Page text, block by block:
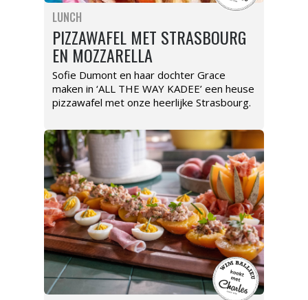
LUNCH
PIZZAWAFEL MET STRASBOURG
EN MOZZARELLA
Sofie Dumont en haar dochter Grace
maken in ‘ALL THE WAY KADEE’ een heuse
pizzawafel met onze heerlijke Strasbourg.